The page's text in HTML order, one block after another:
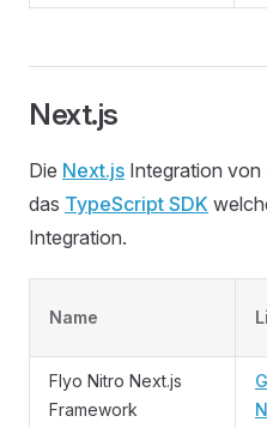
Next.js
Die Next.js Integration von
das TypeScript SDK
Integration.
Name
Flyo Nitro Next.js
Framework